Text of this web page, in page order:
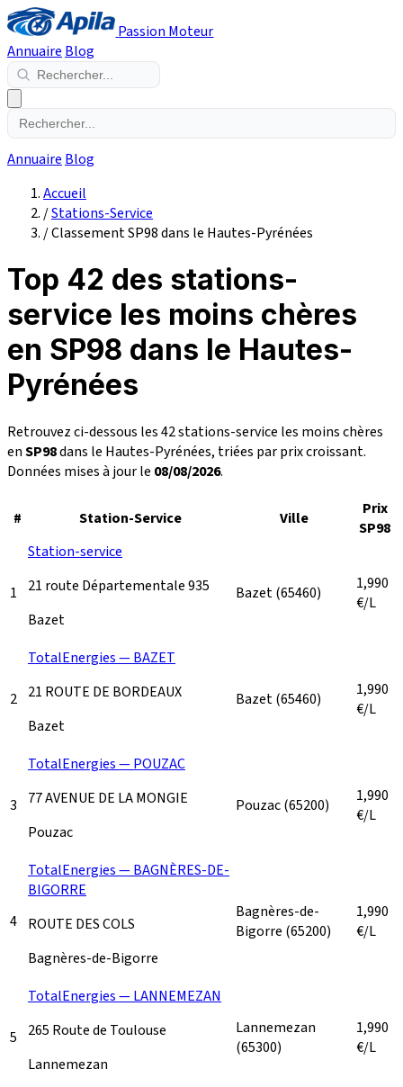
Passion Moteur
Annuaire Blog
Annuaire Blog
Accueil
/Stations-Service
/Classement SP98 dans le Hautes-Pyrénées
Top 42 des stations-
service les moins chères
en SP98 dans le Hautes-
Pyrénées
Retrouvez ci-dessous les 42 stations-service les moins chères
enSP98dans le Hautes-Pyrénées, triées par prix croissant.
Données mises à jour le 08/08/2026.
# Station-Service Ville
Prix
SP98
1
Station-service
21 route Départementale 935
Bazet
Bazet(65460)
1,990
€/L
2
TotalEnergies — BAZET
21 ROUTE DE BORDEAUX
Bazet
Bazet(65460)
1,990
€/L
3
TotalEnergies — POUZAC
77 AVENUE DE LA MONGIE
Pouzac
Pouzac(65200)
1,990
€/L
4
TotalEnergies — BAGNÈRES-DE-
BIGORRE
ROUTE DES COLS
Bagnères-de-Bigorre
Bagnères-de-
Bigorre (65200)
1,990
€/L
5
TotalEnergies — LANNEMEZAN
265 Route de Toulouse
Lannemezan
Lannemezan
(65300)
1,990
€/L